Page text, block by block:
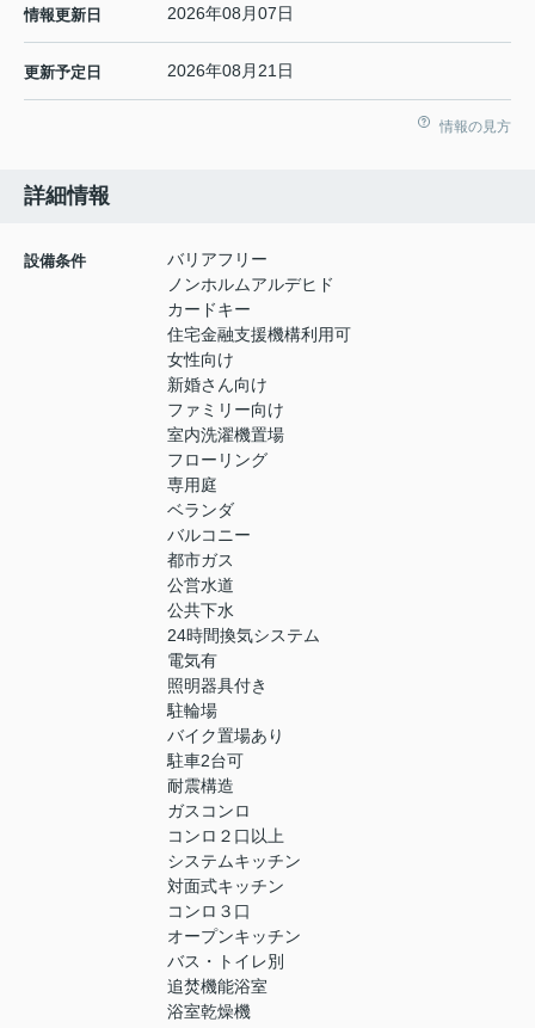
情報更新日 2026年08月07日
更新予定日 2026年08月21日
情報の見方
詳細情報
設備条件
バリアフリー
ノンホルムアルデヒド
カードキー
住宅金融支援機構利用可
女性向け
新婚さん向け
ファミリー向け
室内洗濯機置場
フローリング
専用庭
ベランダ
バルコニー
都市ガス
公営水道
公共下水
24時間換気システム
電気有
照明器具付き
駐輪場
バイク置場あり
駐車2台可
耐震構造
ガスコンロ
コンロ２口以上
システムキッチン
対面式キッチン
コンロ３口
オープンキッチン
バス・トイレ別
追焚機能浴室
浴室乾燥機